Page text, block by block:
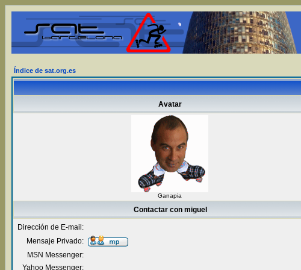
Índice de sat.org.es
Avatar
Ganapia
Contactar con miguel
Dirección de E-mail:
Mensaje Privado:
MSN Messenger:
Yahoo Messenger: